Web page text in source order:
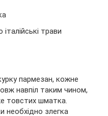
трави
пармезан, кожне
навпіл таким чином,
товстих шматка.
необхідно злегка